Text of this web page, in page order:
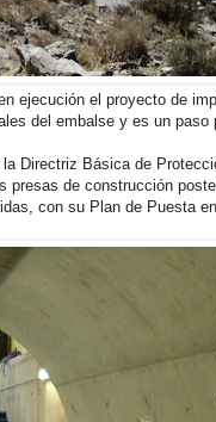
ejecución el proyecto de
del embalse y es un
Directriz Básica de
presas de construcción
con su Plan de Puesta